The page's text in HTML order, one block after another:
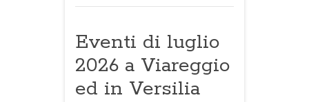
Eventi di luglio
2026 a Viareggio
ed in Versilia